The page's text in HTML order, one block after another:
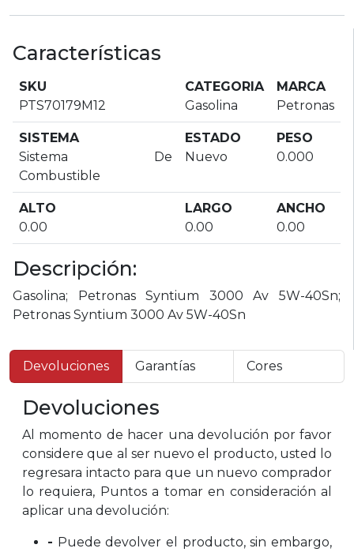
Características
SKU
PTS70179M12
CATEGORIA
Gasolina
MARCA
Petronas
SISTEMA
Sistema De
Combustible
ESTADO
Nuevo
PESO
0.000
ALTO
0.00
LARGO
0.00
ANCHO
0.00
Descripción:
Gasolina; Petronas Syntium 3000 Av 5W-40Sn;
Petronas Syntium 3000 Av 5W-40Sn
Devoluciones Garantías Cores
Devoluciones
Al momento de hacer una devolución por favor
considere que al ser nuevo el producto, usted lo
regresara intacto para que un nuevo comprador
lo requiera, Puntos a tomar en consideración al
aplicar una devolución:
- Puede devolver el producto, sin embargo,